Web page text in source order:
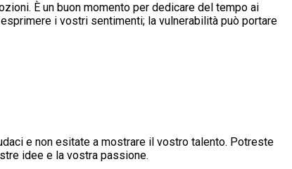
È un buon momento per dedicare del tempo ai
i vostri sentimenti; la vulnerabilità può portare
e non esitate a mostrare il vostro talento. Potreste
idee e la vostra passione.